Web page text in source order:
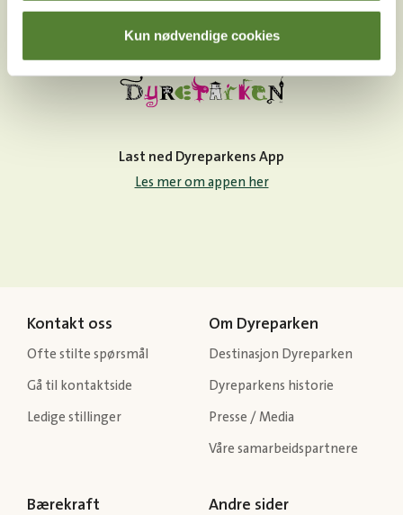
Kun nødvendige cookies
Last ned Dyreparkens App
Les mer om appen her
Kontakt oss
Ofte stilte spørsmål
Gå til kontaktside
Ledige stillinger
Om Dyreparken
Destinasjon Dyreparken
Dyreparkens historie
Presse / Media
Våre samarbeidspartnere
Bærekraft Andre sider